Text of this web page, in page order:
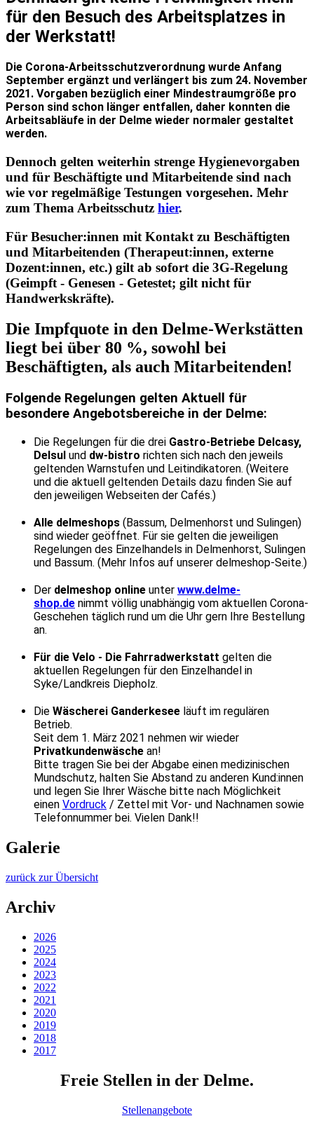
für den Besuch des Arbeitsplatzes in
der Werkstatt!
Die Corona-Arbeitsschutzverordnung wurde Anfang
September ergänzt und verlängert bis zum 24. November
2021. Vorgaben bezüglich einer Mindestraumgröße pro
Person sind schon länger entfallen, daher konnten die
Arbeitsabläufe in der Delme wieder normaler gestaltet
werden.
Dennoch gelten weiterhin strenge Hygienevorgaben
und für Beschäftigte und Mitarbeitende sind nach
wie vor regelmäßige Testungen vorgesehen. Mehr
zum Thema Arbeitsschutz hier.
Für Besucher:innen mit Kontakt zu Beschäftigten
und Mitarbeitenden (Therapeut:innen, externe
Dozent:innen, etc.) gilt ab sofort die 3G-Regelung
(Geimpft - Genesen - Getestet; gilt nicht für
Handwerkskräfte).
Die Impfquote in den Delme-Werkstätten
liegt bei über 80 %, sowohl bei
Beschäftigten, als auch Mitarbeitenden!
Folgende Regelungen gelten Aktuell für
besondere Angebotsbereiche in der Delme:
Die Regelungen für die drei Gastro-Betriebe Delcasy,
Delsul und dw-bistro richten sich nach den jeweils
geltenden Warnstufen und Leitindikatoren. (Weitere
und die aktuell geltenden Details dazu finden Sie auf
den jeweiligen Webseiten der Cafés.)
Alle delmeshops (Bassum, Delmenhorst und Sulingen)
sind wieder geöffnet. Für sie gelten die jeweiligen
Regelungen des Einzelhandels in Delmenhorst, Sulingen
und Bassum. (Mehr Infos auf unserer delmeshop-Seite.)
Der delmeshop online unter www.delme-
shop.de nimmt völlig unabhängig vom aktuellen Corona-
Geschehen täglich rund um die Uhr gern Ihre Bestellung
an.
Für die Velo - Die Fahrradwerkstatt gelten die
aktuellen Regelungen für den Einzelhandel in
Syke/Landkreis Diepholz.
Die Wäscherei Ganderkesee läuft im regulären
Betrieb.
Seit dem 1. März 2021 nehmen wir wieder
Privatkundenwäsche an!
Bitte tragen Sie bei der Abgabe einen medizinischen
Mundschutz, halten Sie Abstand zu anderen Kund:innen
und legen Sie Ihrer Wäsche bitte nach Möglichkeit
einen Vordruck / Zettel mit Vor- und Nachnamen sowie
Telefonnummer bei. Vielen Dank!!
Galerie
zurück zur Übersicht
Archiv
2026
2025
2024
2023
2022
2021
2020
2019
2018
2017
Freie Stellen in der Delme.
Stellenangebote